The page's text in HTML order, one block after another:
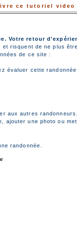
ce tutoriel video
Votre retour
risquent de ne plus
de ce site :
évaluer cette randonnée
aux autres randonneurs.
ajouter une photo ou
randonnée.